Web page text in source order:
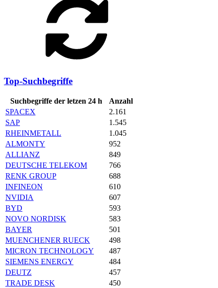
Top-Suchbegriffe
Suchbegriffe der letzen 24 h
Anzahl
SPACEX
2.161
SAP
1.545
RHEINMETALL
1.045
ALMONTY
952
ALLIANZ
849
DEUTSCHE TELEKOM
766
RENK GROUP
688
INFINEON
610
NVIDIA
607
BYD
593
NOVO NORDISK
583
BAYER
501
MUENCHENER RUECK
498
MICRON TECHNOLOGY
487
SIEMENS ENERGY
484
DEUTZ
457
TRADE DESK
450